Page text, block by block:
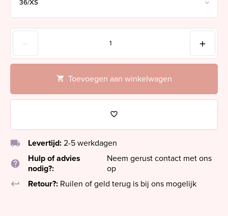
Toevoegen aan winkelwagen
local_shipping Levertijd: 2-5 werkdagen
help
Hulp of advies
nodig?:
Neem gerust contact met ons
op
keyboard_return
Retour?: Ruilen of geld terug is bij ons mogelijk